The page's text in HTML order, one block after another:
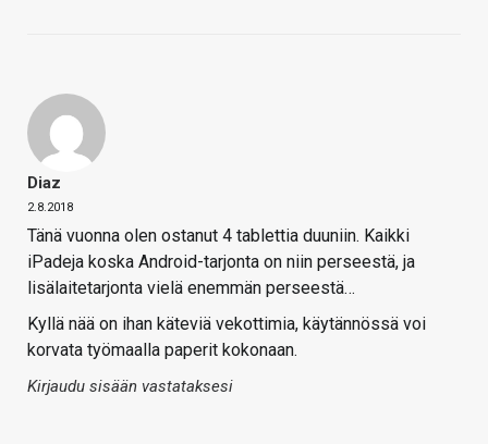
Diaz
2.8.2018
Tänä vuonna olen ostanut 4 tablettia duuniin. Kaikki
iPadeja koska Android-tarjonta on niin perseestä, ja
lisälaitetarjonta vielä enemmän perseestä…
Kyllä nää on ihan käteviä vekottimia, käytännössä voi
korvata työmaalla paperit kokonaan.
Kirjaudu sisään vastataksesi